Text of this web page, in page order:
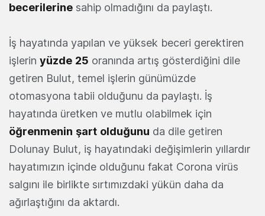
becerilerine sahip olmadığını da paylaştı.
İş hayatında yapılan ve yüksek beceri gerektiren
işlerin yüzde 25 oranında artış gösterdiğini dile
getiren Bulut, temel işlerin günümüzde
otomasyona tabii olduğunu da paylaştı. İş
hayatında üretken ve mutlu olabilmek için
öğrenmenin şart olduğunu da dile getiren
Dolunay Bulut, iş hayatındaki değişimlerin yıllardır
hayatımızın içinde olduğunu fakat Corona virüs
salgını ile birlikte sırtımızdaki yükün daha da
ağırlaştığını da aktardı.